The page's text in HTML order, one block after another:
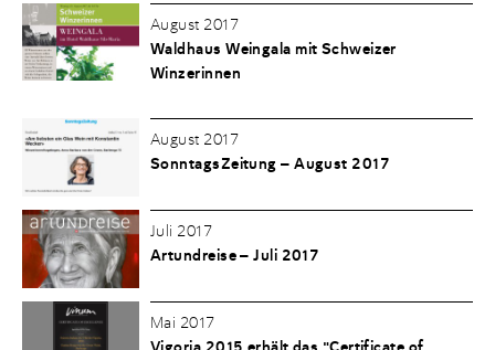
August 2017
Waldhaus Weingala mit Schweizer
Winzerinnen
August 2017
SonntagsZeitung – August 2017
Juli 2017
Artundreise – Juli 2017
Mai 2017